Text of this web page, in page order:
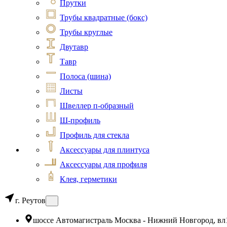
Прутки
Трубы квадратные (бокс)
Трубы круглые
Двутавр
Тавр
Полоса (шина)
Листы
Швеллер п-образный
Ш-профиль
Профиль для стекла
Аксессуары для плинтуса
Аксессуары для профиля
Клея, герметики
г. Реутов
шоссе Автомагистраль Москва - Нижний Новгород,